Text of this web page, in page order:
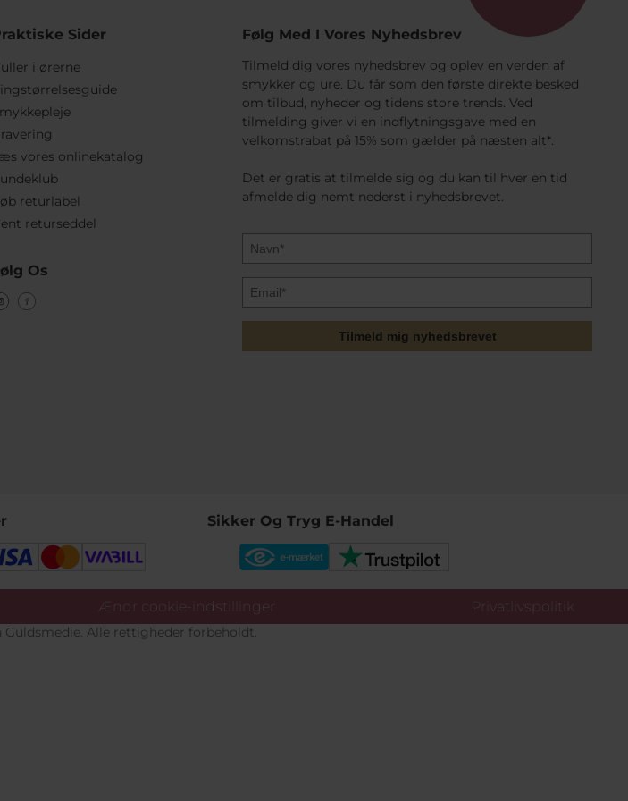
Sider
i ørerne
vores onlinekatalog
returlabel
returseddel
Os
Følg Med I Vores Nyhedsbrev
Tilmeld dig vores nyhedsbrev og oplev en verden af
smykker og ure. Du får som den første direkte besked
om tilbud, nyheder og tidens store trends. Ved
tilmelding giver vi en indflytningsgave med en
velkomstrabat på 15% som gælder på næsten alt*.
Det er gratis at tilmelde sig og du kan til hver en tid
afmelde dig nemt nederst i nyhedsbrevet.
Tilmeld mig nyhedsbrevet
Sikker Og Tryg E-Handel
Ændr cookie-indstillinger Privatlivspolitik
Alle rettigheder forbeholdt.